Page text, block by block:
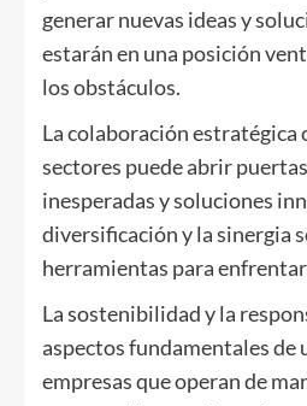
generar nuevas ideas y
estarán en una posición
los obstáculos.
La colaboración estratégica
sectores puede abrir
inesperadas y soluciones
diversificación y la sinergia
herramientas para
La sostenibilidad y la
aspectos fundamentales de
empresas que operan de